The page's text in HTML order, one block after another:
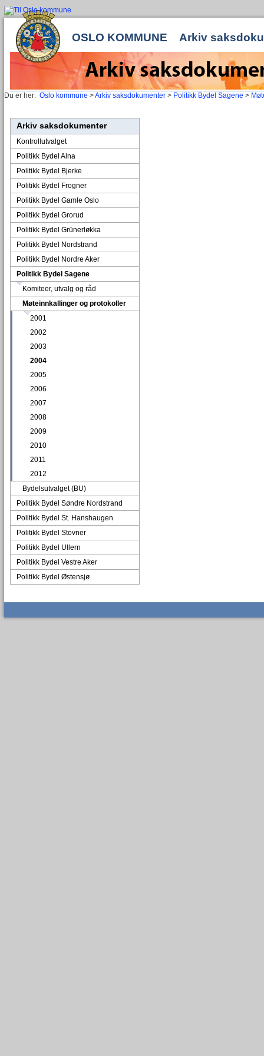
OSLO KOMMUNE Arkiv
Du er her: Oslo kommune >Arkiv saksdokumenter > Politikk Bydel Sagene >
Arkiv saksdokumenter
Kontrollutvalget
Politikk Bydel Alna
Politikk Bydel Bjerke
Politikk Bydel Frogner
Politikk Bydel Gamle Oslo
Politikk Bydel Grorud
Politikk Bydel Grünerløkka
Politikk Bydel Nordstrand
Politikk Bydel Nordre Aker
Politikk Bydel Sagene
Komiteer, utvalg og råd
Møteinnkallinger og protokoller
2001
2002
2003
2004
2005
2006
2007
2008
2009
2010
2011
2012
Bydelsutvalget (BU)
Politikk Bydel Søndre Nordstrand
Politikk Bydel St. Hanshaugen
Politikk Bydel Stovner
Politikk Bydel Ullern
Politikk Bydel Vestre Aker
Politikk Bydel Østensjø